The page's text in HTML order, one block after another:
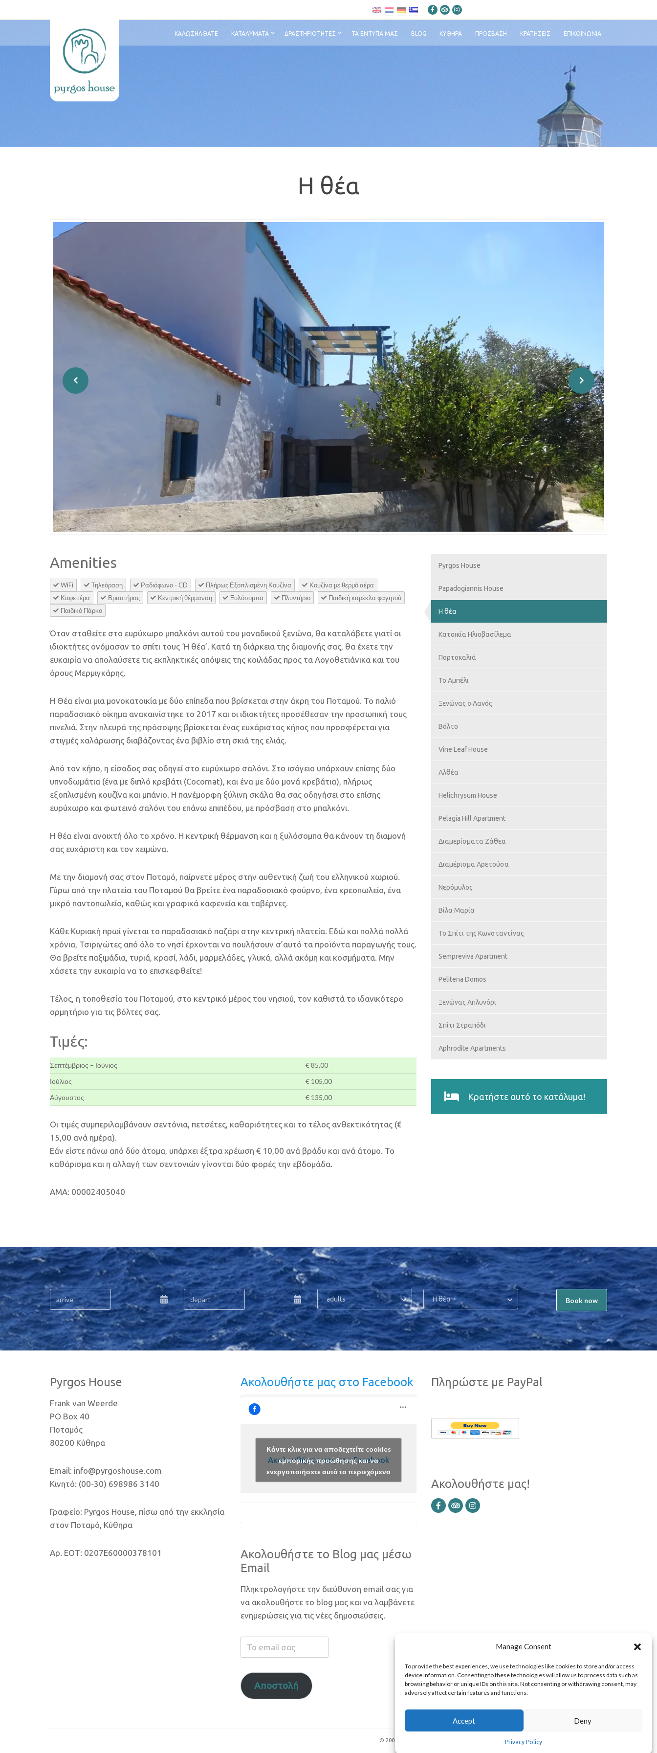
Manage Consent
To provide the best experiences, we use technologies like cookies to store and/or access
device information. Consenting to these technologies will allow us to process data such as
browsing behavior or unique IDs on this site. Not consenting or withdrawing consent, may
adversely affect certain features and functions.
Accept Deny
Privacy Policy
ΚΑΛΩΣΉΛΘΑΤΕ ΚΑΤΑΛΎΜΑΤΑ ΔΡΑΣΤΗΡΙΌΤΗΤΕΣ ΤΑ ΈΝΤΥΠΆ ΜΑΣ BLOG ΚΎΘΗΡΑ ΠΡΌΣΒΑΣΗ ΚΡΑΤΉΣΕΙΣ ΕΠΙΚΟΙΝΩΝΊΑ
Η θέα
Amenities
WiFi Τηλεόραση Ραδιόφωνο - CD Πλήρως Εξοπλισμένη Κουζίνα
Κουζίνα με θερμό αέρα
Καφετιέρα
Βραστήρας Κεντρική θέρμανση Ξυλόσομπα Πλυντήριο
Παιδική καρέκλα φαγητού
Παιδικό Πάρκο
Όταν σταθείτε στο ευρύχωρο μπαλκόνι αυτού του μοναδικού ξενώνα, θα καταλάβετε γιατί οι
ιδιοκτήτες ονόμασαν το σπίτι τους ‘Η θέα’. Κατά τη διάρκεια της διαμονής σας, θα έχετε την
ευκαιρία να απολαύσετε τις εκπληκτικές απόψεις της κοιλάδας προς τα Λογοθετιάνικα και του
όρους Μερμιγκάρης.
Η Θέα είναι μια μονοκατοικία με δύο επίπεδα που βρίσκεται στην άκρη του Ποταμού. Το παλιό
παραδοσιακό οίκημα ανακαινίστηκε το 2017 και οι ιδιοκτήτες προσέθεσαν την προσωπική τους
πινελιά. Στην πλευρά της πρόσοψης βρίσκεται ένας ευχάριστος κήπος που προσφέρεται για
στιγμές χαλάρωσης διαβάζοντας ένα βιβλίο στη σκιά της ελιάς.
Από τον κήπο, η είσοδος σας οδηγεί στο ευρύχωρο σαλόνι. Στο ισόγειο υπάρχουν επίσης δύο
υπνοδωμάτια (ένα με διπλό κρεβάτι (Cocomat), και ένα με δύο μονά κρεβάτια), πλήρως
εξοπλισμένη κουζίνα και μπάνιο. Η πανέμορφη ξύλινη σκάλα θα σας οδηγήσει στο επίσης
ευρύχωρο και φωτεινό σαλόνι του επάνω επιπέδου, με πρόσβαση στο μπαλκόνι.
Η θέα είναι ανοιχτή όλο το χρόνο. Η κεντρική θέρμανση και η ξυλόσομπα θα κάνουν τη διαμονή
σας ευχάριστη και τον χειμώνα.
Με την διαμονή σας στον Ποταμό, παίρνετε μέρος στην αυθεντική ζωή του ελληνικού χωριού.
Γύρω από την πλατεία του Ποταμού θα βρείτε ένα παραδοσιακό φούρνο, ένα κρεοπωλείο, ένα
μικρό παντοπωλείο, καθώς και γραφικά καφενεία και ταβέρνες.
Κάθε Κυριακή πρωί γίνεται το παραδοσιακό παζάρι στην κεντρική πλατεία. Εδώ και πολλά πολλά
χρόνια, Τσιριγώτες από όλο το νησί έρχονται να πουλήσουν σ’αυτό τα προϊόντα παραγωγής τους.
Θα βρείτε παξιμάδια, τυριά, κρασί, λάδι, μαρμελάδες, γλυκά, αλλά ακόμη και κοσμήματα. Μην
χάσετε την ευκαιρία να το επισκεφθείτε!
Τέλος, η τοποθεσία του Ποταμού, στο κεντρικό μέρος του νησιού, τον καθιστά το ιδανικότερο
ορμητήριο για τις βόλτες σας.
Τιμές:
Σεπτέμβριος – Ιούνιος
€ 85,00
Ιούλιος
€ 105,00
Αύγουστος
€ 135,00
Οι τιμές συμπεριλαμβάνουν σεντόνια, πετσέτες, καθαριότητες και το τέλος ανθεκτικότητας (€
15,00 ανά ημέρα).
Εάν είστε πάνω από δύο άτομα, υπάρχει έξτρα χρέωση € 10,00 ανά βράδυ και ανά άτομο. Το
καθάρισμα και η αλλαγή των σεντονιών γίνονται δύο φορές την εβδομάδα.
AMA: 00002405040
Pyrgos House
Papadogiannis House
Η θέα
Κατοικία Ηλιοβασίλεμα
Πορτοκαλιά
Το Αμπέλι
Ξενώνας ο Λανός
Βόλτο
Vine Leaf House
Αλθέα
Helichrysum House
Pelagia Hill Apartment
Διαμερίσματα Ζάθεα
Διαμέρισμα Αρετούσα
Νερόμυλος
Βίλα Μαρία
Το Σπίτι της Κωνσταντίνας
Sempreviva Apartment
Pelitena Domos
Ξενώνας Απλυνόρι
Σπίτι Στραπόδι
Aphrodite Apartments
Κρατήστε αυτό το κατάλυμα!
adults Η θέα Book now
Pyrgos House
Frank van Weerde
PO Box 40
Ποταμός
80200 Κύθηρα
Email: info@pyrgoshouse.com
Κινητό: (00-30) 698986 3140
Γραφείο: Pyrgos House, πίσω από την εκκλησία
στον Ποταμό, Κύθηρα
Αρ. ΕΟΤ: 0207E60000378101
Ακολουθήστε μας στο Facebook
Ακολουθήστε μας στο Facebook
Κάντε κλικ για να αποδεχτείτε cookies
εμπορικής προώθησης και να
ενεργοποιήσετε αυτό το περιεχόμενο
Ακολουθήστε το Blog μας μέσω
Email
Πληκτρολογήστε την διεύθυνση email σας για
να ακολουθήστε το blog μας και να λαμβάνετε
ενημερώσεις για τις νέες δημοσιεύσεις.
Το
email
Αποστολή
Πληρώστε με PayPal
Ακολουθήστε μας!
© 2009 - 2026 All rights reserved. Powered by Kappagram - Developed in